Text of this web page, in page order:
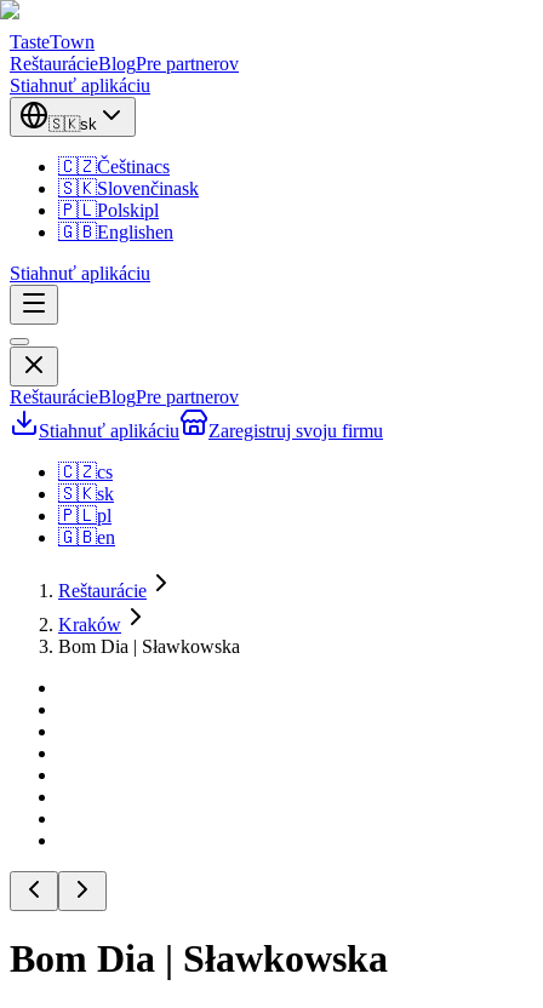
TasteTown
ReštaurácieBlogPre partnerov
Stiahnuť aplikáciu
🇸🇰sk
🇨🇿Češtinacs
🇸🇰Slovenčinask
🇵🇱Polskipl
🇬🇧Englishen
Stiahnuť aplikáciu
ReštaurácieBlogPre partnerov
Stiahnuť aplikáciu
Zaregistruj svoju firmu
🇨🇿cs
🇸🇰sk
🇵🇱pl
🇬🇧en
Reštaurácie
Kraków
Bom Dia | Sławkowska
Bom Dia | Sławkowska